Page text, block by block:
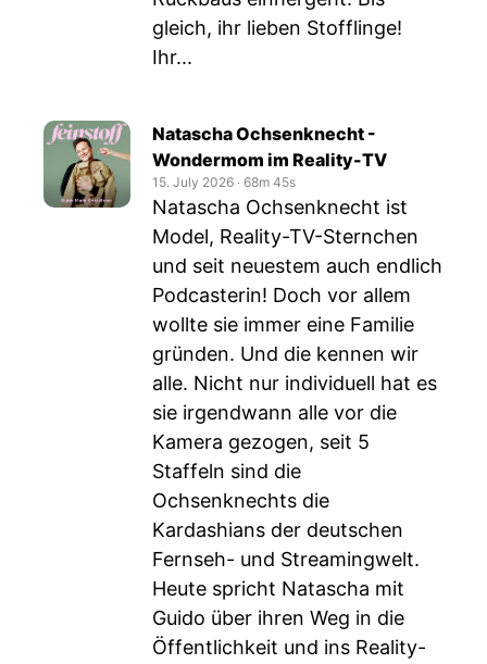
gleich, ihr lieben Stofflinge!
Ihr...
Natascha Ochsenknecht -
Wondermom im Reality-TV
15. July 2026 ‧ 68m 45s
Natascha Ochsenknecht ist
Model, Reality-TV-Sternchen
und seit neuestem auch endlich
Podcasterin! Doch vor allem
wollte sie immer eine Familie
gründen. Und die kennen wir
alle. Nicht nur individuell hat es
sie irgendwann alle vor die
Kamera gezogen, seit 5
Staffeln sind die
Ochsenknechts die
Kardashians der deutschen
Fernseh- und Streamingwelt.
Heute spricht Natascha mit
Guido über ihren Weg in die
Öffentlichkeit und ins Reality-